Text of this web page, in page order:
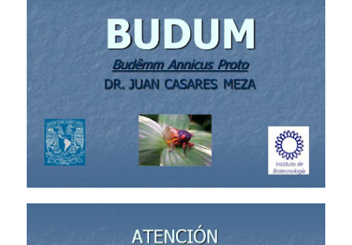
25 grandes películas de terror del siglo XXI
Devoraos los unos a los otros
Charlie Kirk y la izquierda asesina
Dios es Cambio: Filosofía Earthseed para el fin del
Nuestra era de genocidios
Mis historias favoritas de Superman
Transformers: ¿Una película marxista?